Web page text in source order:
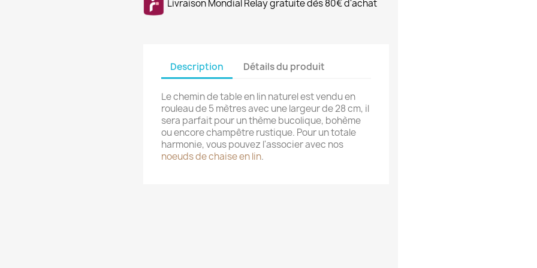
Livraison Mondial Relay gratuite dès 80€ d'achat
Description Détails du produit
Le chemin de table en lin naturel est vendu en
rouleau de 5 mètres avec une largeur de 28 cm, il
sera parfait pour un thème bucolique, bohème
ou encore champêtre rustique. Pour un totale
harmonie, vous pouvez l'associer avec nos
noeuds de chaise en lin.